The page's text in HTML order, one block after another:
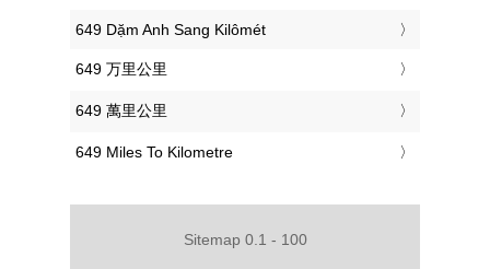
‎649 Dặm Anh Sang Kilômét
‎649 万里公里
‎649 萬里公里
‎649 Miles To Kilometre
Sitemap 0.1 - 100